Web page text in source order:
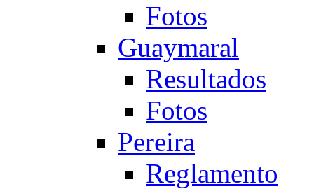
Fotos
Guaymaral
Resultados
Fotos
Pereira
Reglamento